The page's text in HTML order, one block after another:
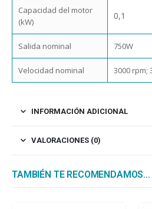
Capacidad del motor
(kW)
0,1
Salida nominal 750W
Velocidad nominal 3000 rpm;
INFORMACIÓN ADICIONAL
VALORACIONES (0)
TAMBIÉN TE RECOMENDAMOS…